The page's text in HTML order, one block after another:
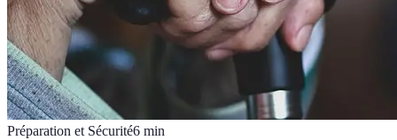
Préparation et Sécurité6 min